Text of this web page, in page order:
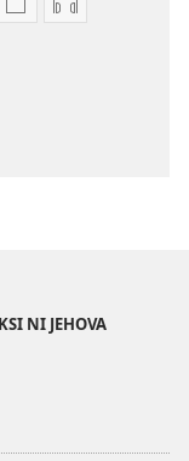
Opsiyon
sa
Opsiyon
sa
NI JEHOVA